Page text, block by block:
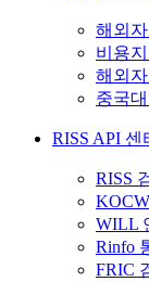
해외
비용
해외
중국
RISS API 센
RISS
WILL
Rinfo
FRIC